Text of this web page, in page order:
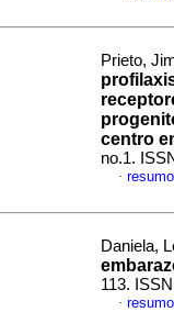
Prieto,
centro
no.1.
·
Daniela,
113.
·